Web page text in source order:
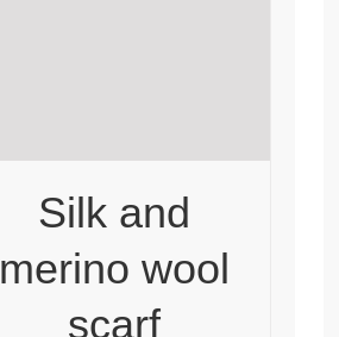
Silk and
merino wool
scarf